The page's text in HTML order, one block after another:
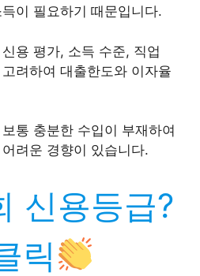
이 필요하기 때문입니다.
용 평가, 소득 수준, 직업
려하여 대출한도와 이자율
통 충분한 수입이 부재하여
려운 경향이 있습니다.
신용등급?
릭